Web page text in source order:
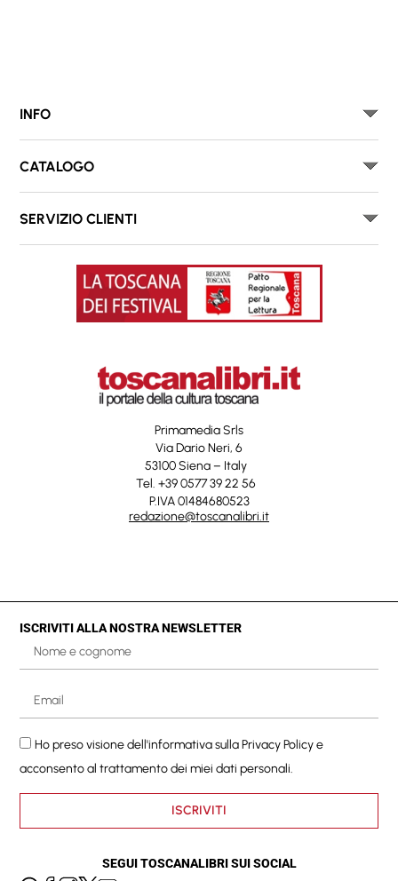
INFO
CATALOGO
SERVIZIO CLIENTI
Primamedia Srls
Via Dario Neri, 6
53100 Siena – Italy
Tel. +39 0577 39 22 56
P.IVA 01484680523
redazione@toscanalibri.it
ISCRIVITI ALLA NOSTRA NEWSLETTER
Ho preso visione dell'informativa sullaPrivacy Policye
acconsento al trattamento dei miei dati personali.
ISCRIVITI
SEGUI TOSCANALIBRI SUI SOCIAL